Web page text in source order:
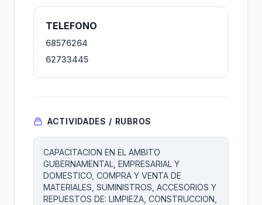
TELEFONO
68576264
62733445
ACTIVIDADES / RUBROS
CAPACITACION EN EL AMBITO
GUBERNAMENTAL, EMPRESARIAL Y
DOMESTICO, COMPRA Y VENTA DE
MATERIALES, SUMINISTROS, ACCESORIOS Y
REPUESTOS DE: LIMPIEZA, CONSTRUCCION,